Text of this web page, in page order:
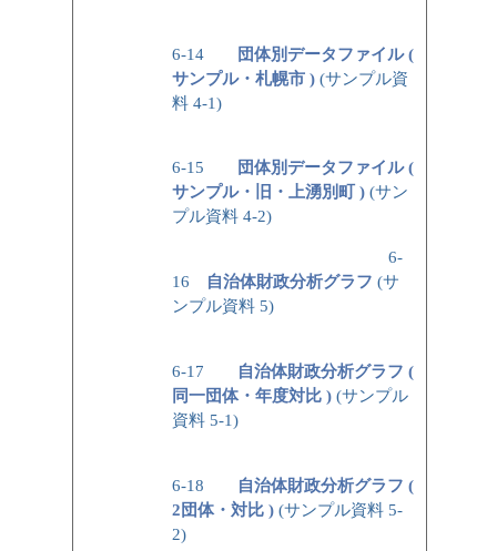
6-14
団体別データファイル (
サンプル・札幌市 ) (サンプル資
料 4-1)
6-15
団体別データファイル (
サンプル・旧・上湧別町 ) (サン
プル資料 4-2)
6-
16 自治体財政分析グラフ (サ
ンプル資料 5)
6-17
自治体財政分析グラフ (
同一団体・年度対比 ) (サンプル
資料 5-1)
6-18
自治体財政分析グラフ (
2団体・対比 ) (サンプル資料 5-
2)